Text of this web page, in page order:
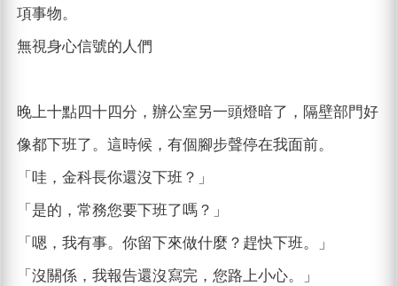
項事物。
無視身心信號的人們
晚上十點四十四分，辦公室另一頭燈暗了，隔壁部門好
像都下班了。這時候，有個腳步聲停在我面前。
「哇，金科長你還沒下班？」
「是的，常務您要下班了嗎？」
「嗯，我有事。你留下來做什麼？趕快下班。」
「沒關係，我報告還沒寫完，您路上小心。」